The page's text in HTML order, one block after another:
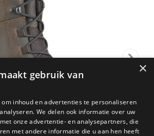
×
gebruik van
inhoud en advertenties te personaliseren
We delen ook informatie over uw
onze advertentie- en analysepartners, die
met andere informatie die u aan hen heeft